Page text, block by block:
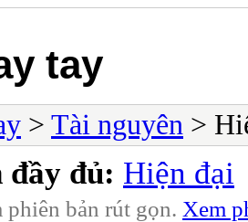
tay
> Tài nguyên >
đầy đủ: Hiện đại
phiên bản rút gọn. Xem